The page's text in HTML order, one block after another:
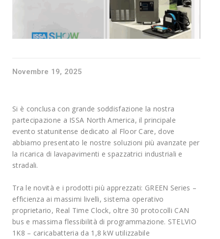
Novembre 19, 2025
Si è conclusa con grande soddisfazione la nostra
partecipazione a ISSA North America, il principale
evento statunitense dedicato al Floor Care, dove
abbiamo presentato le nostre soluzioni più avanzate per
la ricarica di lavapavimenti e spazzatrici industriali e
stradali.
Tra le novità e i prodotti più apprezzati: GREEN Series –
efficienza ai massimi livelli, sistema operativo
proprietario, Real Time Clock, oltre 30 protocolli CAN
bus e massima flessibilità di programmazione. STELVIO
1K8 – caricabatteria da 1,8 kW utilizzabile